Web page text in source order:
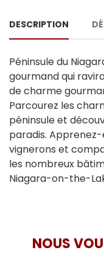
DESCRIPTION
Péninsule du
gourmand qui
de charme
Parcourez les
péninsule et
paradis.
vignerons et
les nombreux
Niagara-on-the-
NOUS